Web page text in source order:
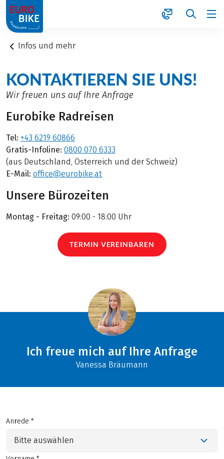
1
Infos und mehr
KONTAKTIEREN SIE UNS!
Wir freuen uns auf Ihre Anfrage
Eurobike Radreisen
Tel: +43 6219 60866
Gratis-Infoline: 0800 070 6333
(aus Deutschland, Österreich und der Schweiz)
E-Mail: office@eurobike.at
Unsere Bürozeiten
Montag - Freitag: 09:00 - 18:00 Uhr
TERMIN VEREINBAREN
Ich freue mich auf Ihre Anfrage
Vanessa Bräumann
Anrede *
Bitte auswählen